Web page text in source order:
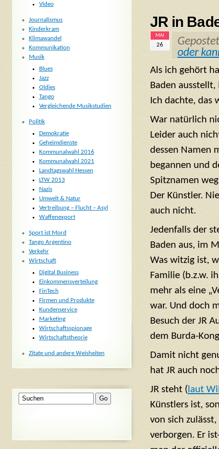
JR in
MAI
26
oder
Als ich gehört
Baden ausstellt,
Ich dachte, das
War natürlich
Leider auch
dessen Namen
begannen und
Spitznamen
Der Künstler.
auch nicht.
Jedenfalls der
Baden aus, im
Was witzig ist,
Familie (b.z.w.
mehr als eine
war. Und doch
Besuch der JR
dem Burda-
Damit nicht
hat JR auch
JR steht ( laut
Künstlers ist,
von sich
verborgen. Er
Video
Journalismus
Kinderkram
Klimawandel
Kommunikation
Musik
Blues
Jazz
Oldies
Tango
Vergleichende Musikstudien
Politik
Demokratie
Geheimdienste
Kommunalwahl 2016
Kommunalwahl 2021
Landtagswahl Hessen
LTW 2013
Nazis
Umwelt & Natur
Vertreibung – Flucht – Asyl
Waffenexport
Sport ist Mord
Tango Argentino
Verkehr
Wirtschaft
Digital Business
Einkommensverteilung
FinTech
Firmen und Produkte
Kundenservice
Marketing
Wirtschaftsspionage
Wirtschaftstheorie
Zitate und andere Weisheiten